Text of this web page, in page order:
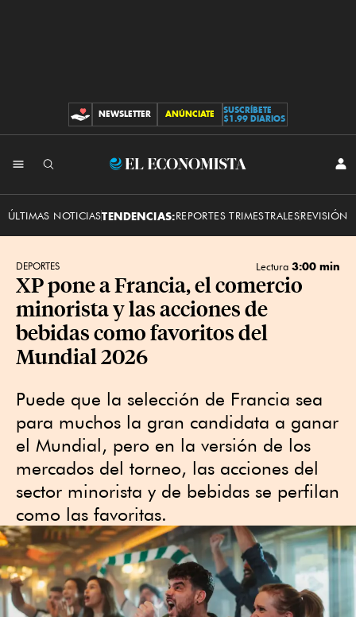
CONTRIBUCIONES
NEWSLETTER ANÚNCIATE
SUSCRÍBETE
$1.99 DIARIOS
El
ÚLTIMAS NOTICIASTENDENCIAS:REPORTES TRIMESTRALESREVISIÓN
DEPORTES Lectura 3:00 min
XP pone a Francia, el comercio
minorista y las acciones de
bebidas como favoritos del
Mundial 2026
Puede que la selección de Francia sea
para muchos la gran candidata ⁠a ganar
el Mundial, pero en la versión de los
mercados del torneo, las acciones del
sector minorista y de ‌bebidas se perfilan
como las favoritas.